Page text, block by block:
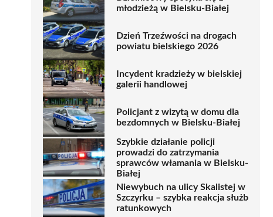
młodzieżą w Bielsku-Białej
Dzień Trzeźwości na drogach
powiatu bielskiego 2026
Incydent kradzieży w bielskiej
galerii handlowej
Policjant z wizytą w domu dla
bezdomnych w Bielsku-Białej
Szybkie działanie policji
prowadzi do zatrzymania
sprawców włamania w Bielsku-
Białej
Niewybuch na ulicy Skalistej w
Szczyrku – szybka reakcja służb
ratunkowych